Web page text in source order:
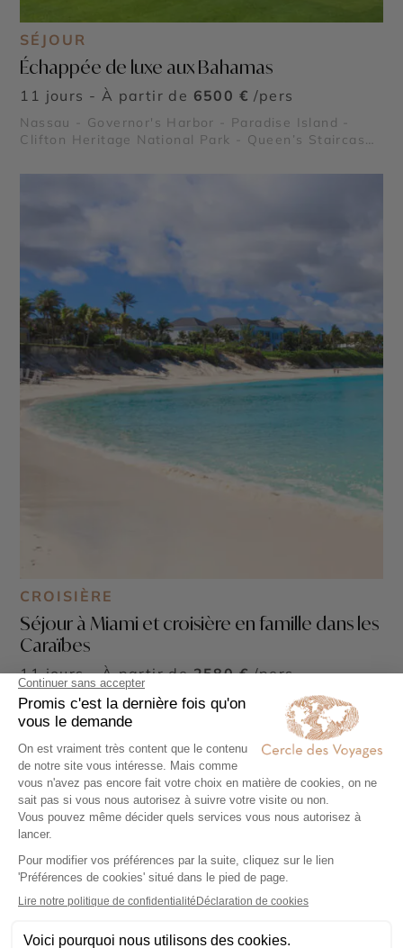
SÉJOUR
Échappée de luxe aux Bahamas
11 jours - À partir de 6500 € /pers
Nassau - Governor's Harbor - Paradise Island -
Clifton Heritage National Park - Queen’s Staircase
CROISIÈRE
Séjour à Miami et croisière en famille dans les
Caraïbes
11 jours - À partir de2580 €/pers
Miami